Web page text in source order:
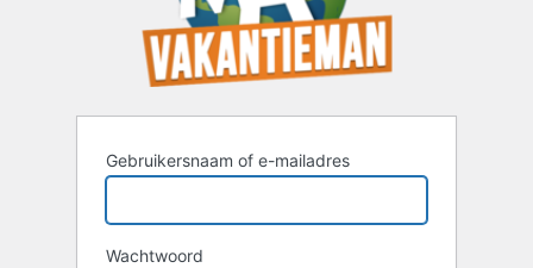
Gebruikersnaam of e-mailadres
Wachtwoord